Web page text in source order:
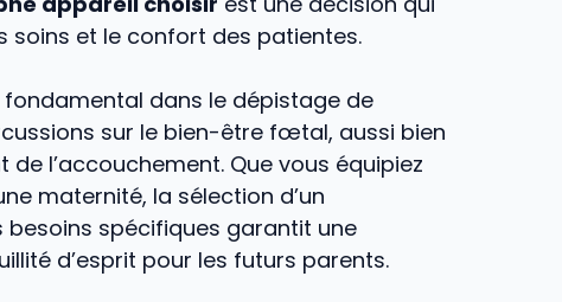
et le confort des patientes.
dans le dépistage de
sur le bien-être fœtal, aussi bien
l’accouchement. Que vous équipiez
maternité, la sélection d’un
spécifiques garantit une
d’esprit pour les futurs parents.